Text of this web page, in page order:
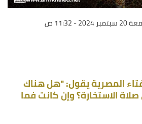
2024 - 11:32 ص
المصرية يقول: "هل هناك
الاستخارة؟ وإن كانت فما